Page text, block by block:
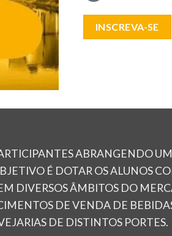
INSCREVA-SE
ABRANGENDO
É DOTAR OS ALUNOS
DIVERSOS ÂMBITOS DO
DE VENDA DE
DE DISTINTOS PORTES.